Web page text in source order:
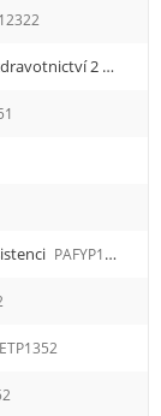
PAINS13512 Informační systémy ve zdravotnictví 2
PAFYP1351